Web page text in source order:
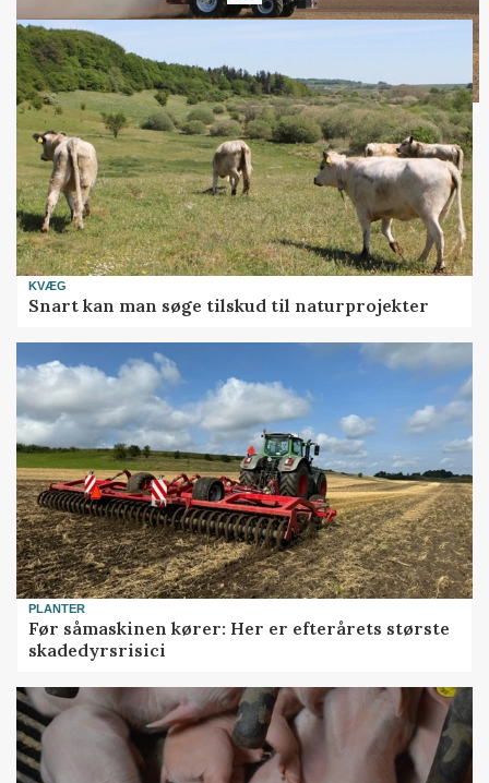
KVÆG
Snart kan man søge tilskud til naturprojekter
PLANTER
Før såmaskinen kører: Her er efterårets største
skadedyrsrisici